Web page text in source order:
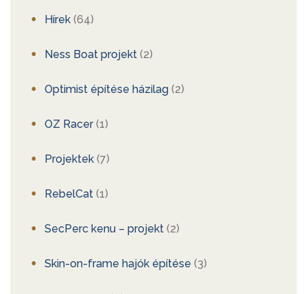
Hírek (64)
Ness Boat projekt (2)
Optimist építése házilag (2)
OZ Racer(1)
Projektek (7)
RebelCat (1)
SecPerc kenu – projekt (2)
Skin-on-frame hajók építése (3)